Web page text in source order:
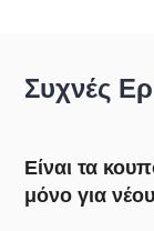
Συχνές
Είναι τα
μόνο για